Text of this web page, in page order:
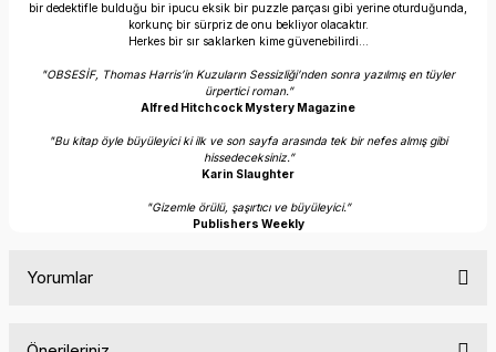
bir dedektifle bulduğu bir ipucu eksik bir puzzle parçası gibi yerine oturduğunda,
korkunç bir sürpriz de onu bekliyor olacaktır.
Herkes bir sır saklarken kime güvenebilirdi…
"OBSESİF, Thomas Harris’in Kuzuların Sessizliği’nden sonra yazılmış en tüyler
ürpertici roman.”
Alfred Hitchcock Mystery Magazine
"Bu kitap öyle büyüleyici ki ilk ve son sayfa arasında tek bir nefes almış gibi
hissedeceksiniz.”
Karin Slaughter
"Gizemle örülü, şaşırtıcı ve büyüleyici.”
Publishers Weekly
Yorumlar